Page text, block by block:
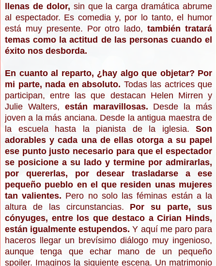
llenas de dolor, sin que la carga dramática abrume
al espectador. Es comedia y, por lo tanto, el humor
está muy presente. Por otro lado,también tratará
temas como la actitud de las personas cuando el
éxito nos desborda.
En cuanto al reparto, ¿hay algo que objetar? Por
mi parte, nada en absoluto. Todas las actrices que
participan, entre las que destacan Helen Mirren y
Julie Walters, están maravillosas. Desde la más
joven a la más anciana. Desde la antigua maestra de
la escuela hasta la pianista de la iglesia. Son
adorables y cada una de ellas otorga a su papel
ese punto justo necesario para que el espectador
se posicione a su lado y termine por admirarlas,
por quererlas, por desear trasladarse a ese
pequeño pueblo en el que residen unas mujeres
tan valientes. Pero no solo las féminas están a la
altura de las circunstancias. Por su parte, sus
cónyuges, entre los que destaco a Cirian Hinds,
están igualmente estupendos.Y aquí me paro para
haceros llegar un brevísimo diálogo muy ingenioso,
aunque tenga que echar mano de un pequeño
spoiler. Imaginos la siguiente escena. Un matrimonio